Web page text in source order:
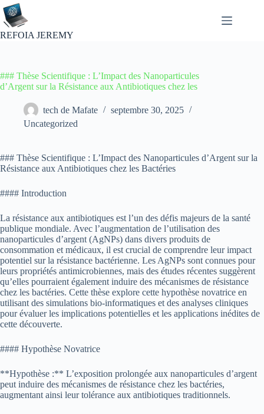
Passer
au
contenu
REFOIA JEREMY
### Thèse Scientifique : L’Impact des Nanoparticules
d’Argent sur la Résistance aux Antibiotiques chez les
tech de Mafate
septembre 30, 2025
Uncategorized
### Thèse Scientifique : L’Impact des Nanoparticules d’Argent sur la
Résistance aux Antibiotiques chez les Bactéries
#### Introduction
La résistance aux antibiotiques est l’un des défis majeurs de la santé
publique mondiale. Avec l’augmentation de l’utilisation des
nanoparticules d’argent (AgNPs) dans divers produits de
consommation et médicaux, il est crucial de comprendre leur impact
potentiel sur la résistance bactérienne. Les AgNPs sont connues pour
leurs propriétés antimicrobiennes, mais des études récentes suggèrent
qu’elles pourraient également induire des mécanismes de résistance
chez les bactéries. Cette thèse explore cette hypothèse novatrice en
utilisant des simulations bio-informatiques et des analyses cliniques
pour évaluer les implications potentielles et les applications inédites de
cette découverte.
#### Hypothèse Novatrice
**Hypothèse :** L’exposition prolongée aux nanoparticules d’argent
peut induire des mécanismes de résistance chez les bactéries,
augmentant ainsi leur tolérance aux antibiotiques traditionnels.